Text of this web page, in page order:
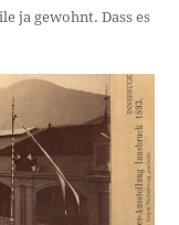
ja gewohnt. Dass es